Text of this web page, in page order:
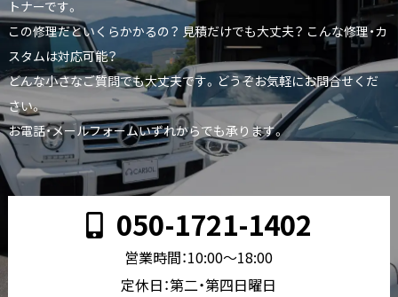
トナーです。
この修理だといくらかかるの？ 見積だけでも大丈夫？ こんな修理・カ
スタムは対応可能？
どんな小さなご質問でも大丈夫です。どうぞお気軽にお問合せくだ
さい。
お電話・メールフォームいずれからでも承ります。
050-1721-1402
営業時間：10:00〜18:00
定休日：第二・第四日曜日